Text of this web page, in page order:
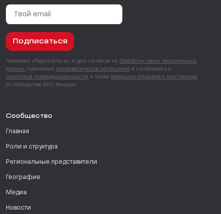
Подписаться
Нажимая «Подписаться», я даю согласие на обработку своих персональных
данных , принимаю пользовательское соглашение и соглашаюсь с
политикой конфиденциальности , а также разрешаю отправлять мне письма
от сообщества PRO Женщин.
Сообщество
Главная
Роли и структура
Региональные представители
География
Медиа
Новости